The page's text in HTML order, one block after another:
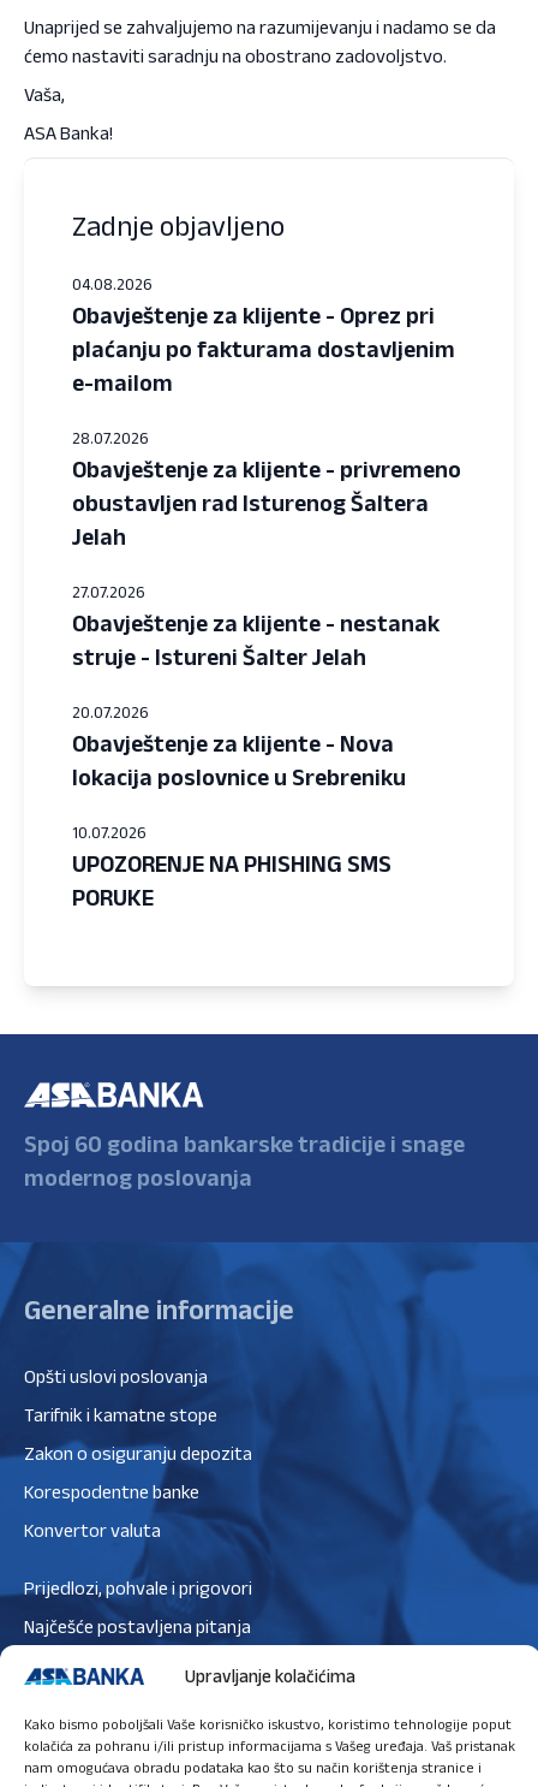
Upravljanje kolačićima
Kako bismo poboljšali Vaše korisničko iskustvo, koristimo tehnologije poput
kolačića za pohranu i/ili pristup informacijama s Vašeg uređaja. Vaš pristanak
nam omogućava obradu podataka kao što su način korištenja stranice i
Unaprijed se zahvaljujemo na razumijevanju i nadamo se da
ćemo nastaviti saradnju na obostrano zadovoljstvo.
Vaša,
ASA Banka!
Zadnje objavljeno
04.08.2026
Obavještenje za klijente - Oprez pri
plaćanju po fakturama dostavljenim
e-mailom
28.07.2026
Obavještenje za klijente - privremeno
obustavljen rad Isturenog Šaltera
Jelah
27.07.2026
Obavještenje za klijente - nestanak
struje - Istureni Šalter Jelah
20.07.2026
Obavještenje za klijente - Nova
lokacija poslovnice u Srebreniku
10.07.2026
UPOZORENJE NA PHISHING SMS
PORUKE
Spoj 60 godina bankarske tradicije i snage
modernog poslovanja
Generalne informacije
Opšti uslovi poslovanja
Tarifnik i kamatne stope
Zakon o osiguranju depozita
Korespodentne banke
Konvertor valuta
Prijedlozi, pohvale i prigovori
Najčešće postavljena pitanja
Zaštita podataka
Politika kolačića